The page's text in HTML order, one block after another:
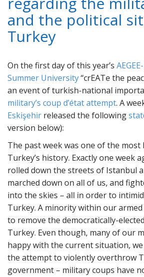
and the political
Turkey
On the first day of this year’s
Summer University crEATe the
an event of turkish-national
military’s coup d’état attempt. A
Eskişehir released the following
version below):
The past week was one of the
Turkey’s history. Exactly one week
rolled down the streets of Istanbul
marched down on all of us, and
into the skies – all in order to
Turkey. A minority within our armed
to remove the democratically-
Turkey. Even though, many of our
happy with the current situation,
the attempt to violently overthrow
government – military coups have